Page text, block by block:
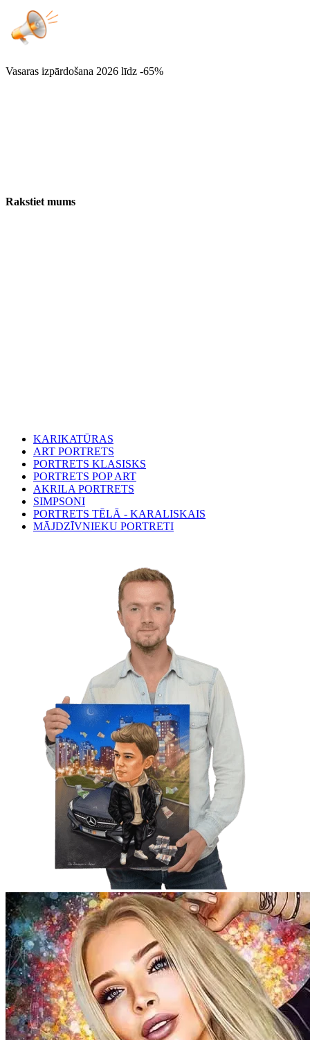
Vasaras izpārdošana 2026 līdz -65%
Rakstiet mums
KARIKATŪRAS
ART PORTRETS
PORTRETS KLASISKS
PORTRETS POP ART
AKRILA PORTRETS
SIMPSONI
PORTRETS TĒLĀ - KARALISKAIS
MĀJDZĪVNIEKU PORTRETI